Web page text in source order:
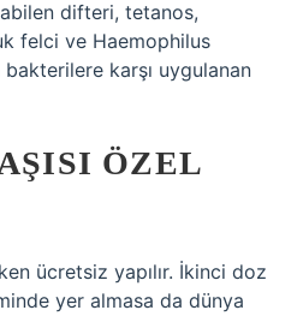
difteri, tetanos,
felci ve Haemophilus
karşı uygulanan
ÖZEL
ücretsiz yapılır. İkinci doz
yer almasa da dünya